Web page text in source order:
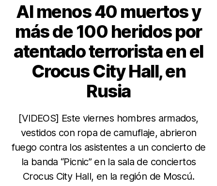
Al menos 40 muertos y
más de 100 heridos por
atentado terrorista en el
Crocus City Hall, en
Rusia
[VIDEOS] Este viernes hombres armados,
vestidos con ropa de camuflaje, abrieron
fuego contra los asistentes a un concierto de
la banda “Picnic” en la sala de conciertos
Crocus City Hall, en la región de Moscú.